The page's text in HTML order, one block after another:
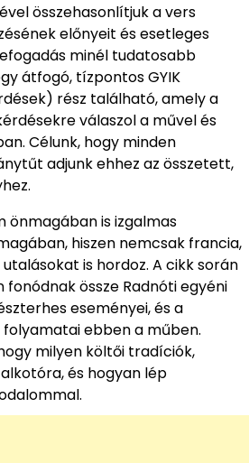
összehasonlítjuk a vers
előnyeit és esetleges
minél tudatosabb
átfogó, tízpontos GYIK
rész található, amely a
válaszol a művel és
Célunk, hogy minden
adjunk ehhez az összetett,
önmagában is izgalmas
hiszen nemcsak francia,
is hordoz. A cikk során
fonódnak össze Radnóti egyéni
eseményei, és a
ebben a műben.
milyen költői tradíciók,
és hogyan lép